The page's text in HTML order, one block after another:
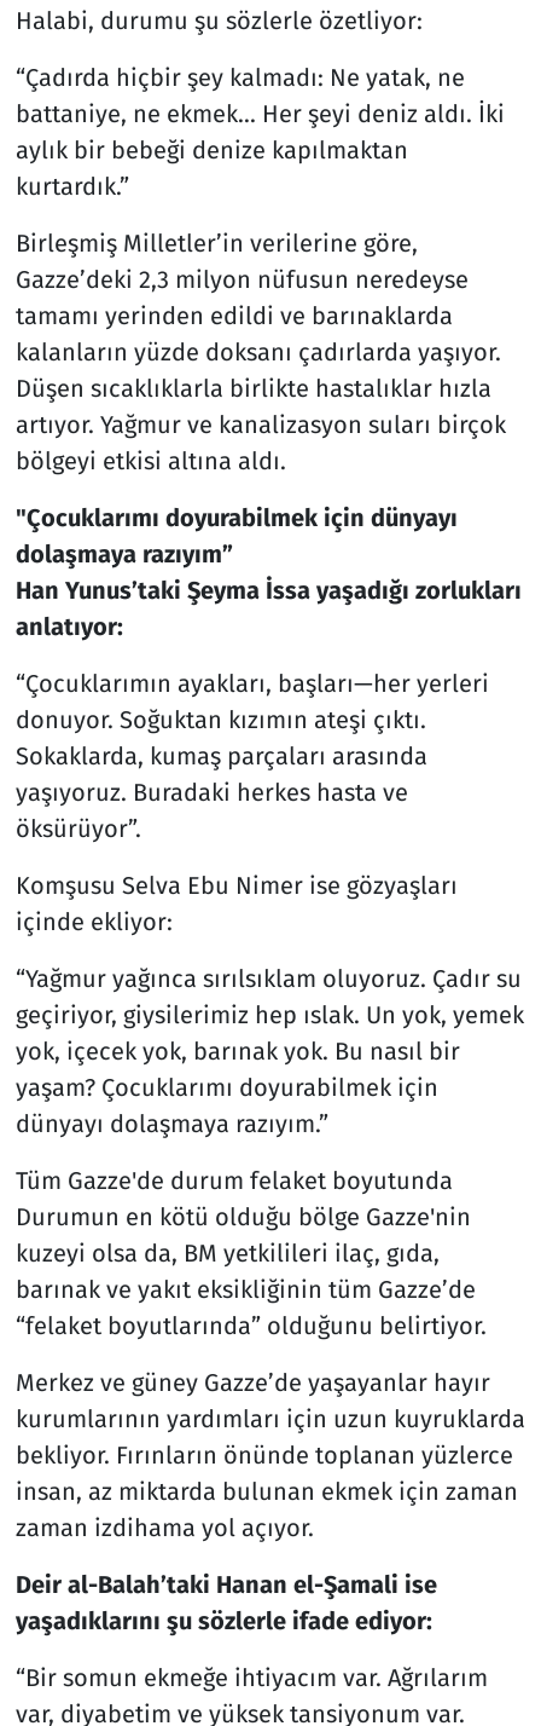
Halabi, durumu şu sözlerle özetliyor:
“Çadırda hiçbir şey kalmadı: Ne yatak, ne
battaniye, ne ekmek... Her şeyi deniz aldı. İki
aylık bir bebeği denize kapılmaktan
kurtardık.”
Birleşmiş Milletler’in verilerine göre,
Gazze’deki 2,3 milyon nüfusun neredeyse
tamamı yerinden edildi ve barınaklarda
kalanların yüzde doksanı çadırlarda yaşıyor.
Düşen sıcaklıklarla birlikte hastalıklar hızla
artıyor. Yağmur ve kanalizasyon suları birçok
bölgeyi etkisi altına aldı.
"Çocuklarımı doyurabilmek için dünyayı
dolaşmaya razıyım”
Han Yunus’taki Şeyma İssa yaşadığı zorlukları
anlatıyor:
“Çocuklarımın ayakları, başları—her yerleri
donuyor. Soğuktan kızımın ateşi çıktı.
Sokaklarda, kumaş parçaları arasında
yaşıyoruz. Buradaki herkes hasta ve
öksürüyor”.
Komşusu Selva Ebu Nimer ise gözyaşları
içinde ekliyor:
“Yağmur yağınca sırılsıklam oluyoruz. Çadır su
geçiriyor, giysilerimiz hep ıslak. Un yok, yemek
yok, içecek yok, barınak yok. Bu nasıl bir
yaşam? Çocuklarımı doyurabilmek için
dünyayı dolaşmaya razıyım.”
Tüm Gazze'de durum felaket boyutunda
Durumun en kötü olduğu bölge Gazze'nin
kuzeyi olsa da, BM yetkilileri ilaç, gıda,
barınak ve yakıt eksikliğinin tüm Gazze’de
“felaket boyutlarında” olduğunu belirtiyor.
Merkez ve güney Gazze’de yaşayanlar hayır
kurumlarının yardımları için uzun kuyruklarda
bekliyor. Fırınların önünde toplanan yüzlerce
insan, az miktarda bulunan ekmek için zaman
zaman izdihama yol açıyor.
Deir al-Balah’taki Hanan el-Şamali ise
yaşadıklarını şu sözlerle ifade ediyor:
“Bir somun ekmeğe ihtiyacım var. Ağrılarım
var, diyabetim ve yüksek tansiyonum var.